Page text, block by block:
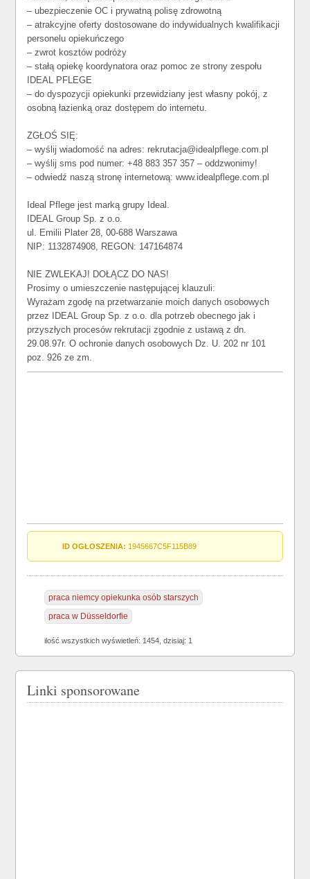
– ubezpieczenie OC i prywatną polisę zdrowotną
– atrakcyjne oferty dostosowane do indywidualnych kwalifikacji
personelu opiekuńczego
– zwrot kosztów podróży
– stałą opiekę koordynatora oraz pomoc ze strony zespołu
IDEAL PFLEGE
– do dyspozycji opiekunki przewidziany jest własny pokój, z
osobną łazienką oraz dostępem do internetu.
ZGŁOŚ SIĘ:
– wyślij wiadomość na adres: rekrutacja@idealpflege.com.pl
– wyślij sms pod numer: +48 883 357 357 – oddzwonimy!
– odwiedź naszą stronę internetową: www.idealpflege.com.pl
Ideal Pflege jest marką grupy Ideal.
IDEAL Group Sp. z o.o.
ul. Emilii Plater 28, 00-688 Warszawa
NIP: 1132874908, REGON: 147164874
NIE ZWLEKAJ! DOŁĄCZ DO NAS!
Prosimy o umieszczenie następującej klauzuli:
Wyrażam zgodę na przetwarzanie moich danych osobowych
przez IDEAL Group Sp. z o.o. dla potrzeb obecnego jak i
przyszłych procesów rekrutacji zgodnie z ustawą z dn.
29.08.97r. O ochronie danych osobowych Dz. U. 202 nr 101
poz. 926 ze zm.
ID OGŁOSZENIA: 1945667C5F115B89
praca niemcy opiekunka osób starszych
praca w Düsseldorfie
ilość wszystkich wyświetleń: 1454, dzisiaj: 1
Linki sponsorowane